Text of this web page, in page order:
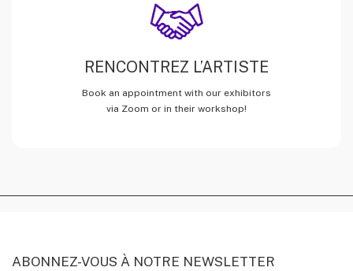
RENCONTREZ L’ARTISTE
Book an appointment with our exhibitors
via Zoom or in their workshop!
ABONNEZ-VOUS À NOTRE NEWSLETTER